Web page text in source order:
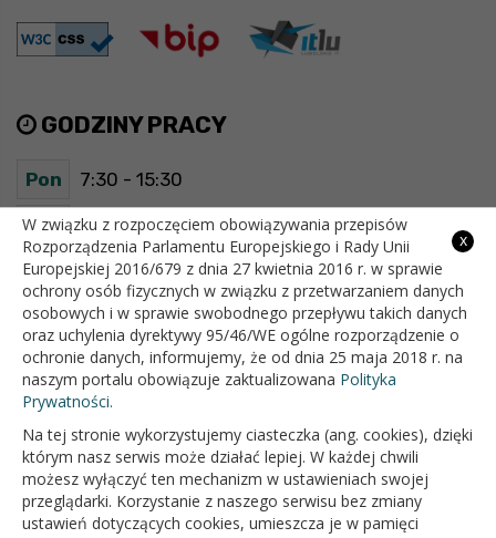
GODZINY PRACY
Pon 7:30 - 15:30
Wt 7:30 - 15:30
Śr 7:30 - 15:30
Czw 7:30 - 15:30
Pt 7:30 - 15:30
OFICJALNY SERWIS INTERNETOWY GMINY BIAŁOPOLE
x
W związku z rozpoczęciem obowiązywania przepisów
Rozporządzenia Parlamentu Europejskiego i Rady Unii
Europejskiej 2016/679 z dnia 27 kwietnia 2016 r. w sprawie
ochrony osób fizycznych w związku z przetwarzaniem danych
osobowych i w sprawie swobodnego przepływu takich danych
oraz uchylenia dyrektywy 95/46/WE ogólne rozporządzenie o
ochronie danych, informujemy, że od dnia 25 maja 2018 r. na
naszym portalu obowiązuje zaktualizowana Polityka
Prywatności.
Na tej stronie wykorzystujemy ciasteczka (ang. cookies), dzięki
którym nasz serwis może działać lepiej. W każdej chwili
możesz wyłączyć ten mechanizm w ustawieniach swojej
przeglądarki. Korzystanie z naszego serwisu bez zmiany
ustawień dotyczących cookies, umieszcza je w pamięci